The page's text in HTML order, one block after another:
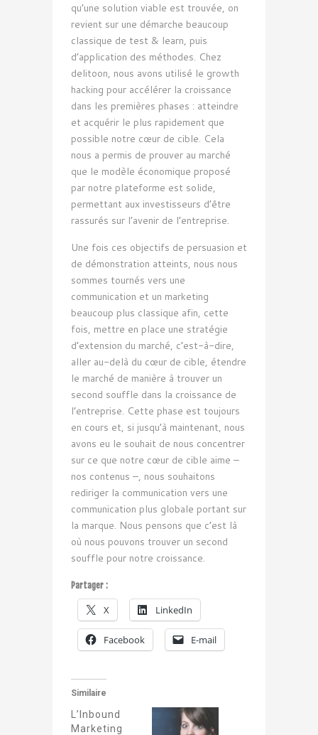
qu’une solution viable est trouvée, on
revient sur une démarche beaucoup
classique de test & learn, puis
d’application des méthodes. Chez
delitoon, nous avons utilisé le growth
hacking pour accélérer la croissance
dans les premières phases : atteindre
et acquérir le plus rapidement que
possible notre cœur de cible. Cela
nous a permis de prouver au marché
que le modèle économique proposé
par notre plateforme est solide,
permettant aux investisseurs d’être
rassurés sur l’avenir de l’entreprise.
Une fois ces objectifs de persuasion et
de démonstration atteints, nous nous
sommes tournés vers une
communication et un marketing
beaucoup plus classique afin, cette
fois, mettre en place une stratégie
d’extension du marché, c’est-à-dire,
aller au-delà du cœur de cible, étendre
le marché de manière à trouver un
second souffle dans la croissance de
l’entreprise. Cette phase est toujours
en cours et, si jusqu’à maintenant, nous
avons eu le souhait de nous concentrer
sur ce que notre cœur de cible aime –
nos contenus –, nous souhaitons
rediriger la communication vers une
communication plus globale portant sur
la marque. Nous pensons que c’est là
où nous pouvons trouver un second
souffle pour notre croissance.
Partager :
X LinkedIn
Facebook E-mail
Similaire
L’Inbound
Marketing